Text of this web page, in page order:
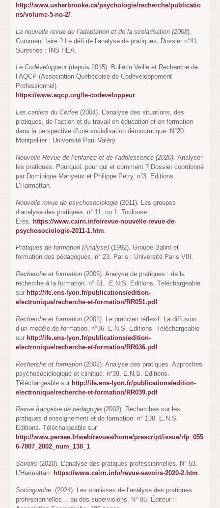
http://www.usherbrooke.ca/psychologie/recherche/publicatio
ns/volume-5-no-2/
La nouvelle revue de l’adaptation et de la scolarisation(2008).
Comment faire ? Le défi de l’analyse de pratiques. Dossier n°41.
Suresnes : INS HEA.
Le Codéveloppeur(depuis 2015). Bulletin Veille et Recherche de
l’AQCP (Association Québécoise de Codéveloppement
Professionnel).
https://www.aqcp.org/le-codeveloppeur.
Les cahiers du Cerfee (2004). L’analyse des situations, des
pratiques, de l’action et du travail en éducation et en formation
dans la perspective d’une socialisation démocratique. N°20.
Montpellier : Université Paul Valéry.
Nouvelle Revue de l’enfance et de l’adolescence (2020).Analyser
les pratiques. Pourquoi, pour qui et comment ? Dossier coordonné
par Dominique Mahyeux et Philippe Petry, n°3. Editions
L’Harmattan.
Nouvelle revue de psychosociologie (2011). Les groupes
d’analyse des pratiques. n° 11, no 1. Toulouse :
Erès. https://www.cairn.info/revue-nouvelle-revue-de-
psychosociologie-2011-1.htm
Pratiques de formation (Analyse) (1992). Groupe Balint et
formation des pédagogues. n° 23. Paris : Université Paris VIII.
Recherche et formation (2006). Analyse de pratiques : de la
recherche à la formation. n° 51. E.N.S. Editions. Téléchargeable
sur http://ife.ens-lyon.fr/publications/edition-
electronique/recherche-et-formation/RR051.pdf
Recherche et formation (2001). Le praticien réflexif. La diffusion
d’un modèle de formation. n°36. E.N.S. Editions. Téléchargeable
sur http://ife.ens-lyon.fr/publications/edition-
electronique/recherche-et-formation/RR036.pdf
Recherche et formation (2002). Analyse des pratiques. Approches
psychosociologique et clinique. n°39. E.N.S. Editions.
Téléchargeable sur http://ife.ens-lyon.fr/publications/edition-
electronique/recherche-et-formation/RR039.pdf
Revue française de pédagogie (2002). Recherches sur les
pratiques d’enseignement et de formation. n° 138. E.N.S.
Editions. Téléchargeable sur
http://www.persee.fr/web/revues/home/prescript/issue/rfp_055
6-7807_2002_num_138_1
Savoirs (2020). L’analyse des pratiques professionnelles. N° 53.
L’Harmattan. https://www.cairn.info/revue-savoirs-2020-2.htm.
Sociographe. (2024). Les coulisses de l’analyse des pratiques
professionnelles… ou des supervisions. N° 85. Éditeur :